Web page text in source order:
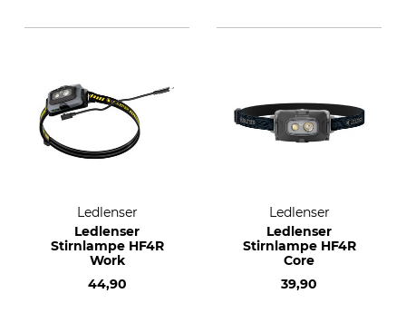
Ledlenser
Ledlenser
Stirnlampe HF4R
Work
44,90
Ledlenser
Ledlenser
Stirnlampe HF4R
Core
39,90